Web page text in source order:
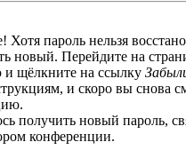
Хотя пароль нельзя
новый. Перейдите на
щёлкните на ссылку
и скоро вы снова
получить новый пароль,
конференции.